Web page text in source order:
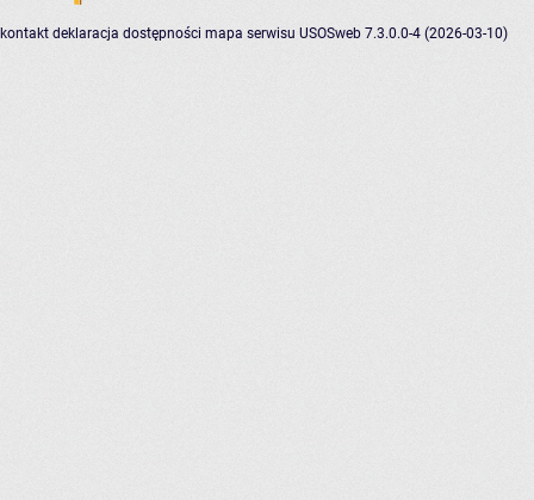
kontakt deklaracja dostępności mapa serwisu USOSweb 7.3.0.0-4 (2026-03-10)